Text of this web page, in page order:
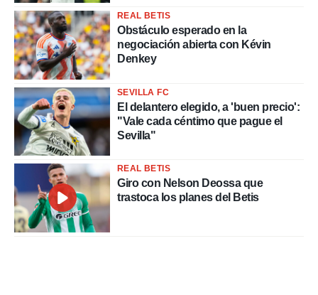
REAL BETIS
Obstáculo esperado en la
negociación abierta con Kévin
Denkey
SEVILLA FC
El delantero elegido, a 'buen precio':
"Vale cada céntimo que pague el
Sevilla"
REAL BETIS
Giro con Nelson Deossa que
trastoca los planes del Betis